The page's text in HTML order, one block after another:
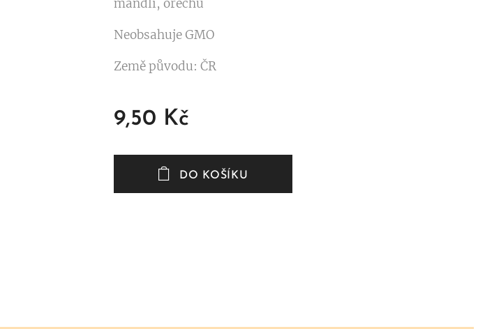
mandlí, ořechů
Neobsahuje GMO
Země původu: ČR
9,50 Kč
DO KOŠÍKU